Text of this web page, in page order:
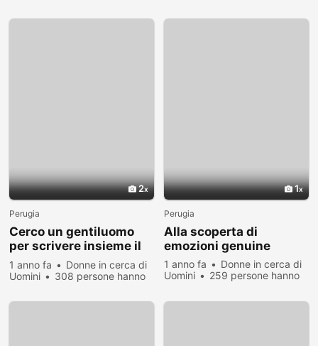
2
Perugia
Cerco un gentiluomo
per scrivere insieme il
nostro futuro
1 anno fa
Donne in cerca di
Uomini
308 persone hanno
1
Perugia
Alla scoperta di
emozioni genuine
1 anno fa
Donne in cerca di
Uomini
259 persone hanno